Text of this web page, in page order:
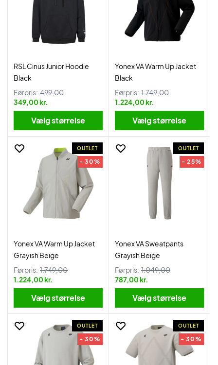
RSL Cinus Junior Hoodie
Black
Førpris: 499,00
349,00 kr.
Vælg størrelse
Yonex VA Warm Up Jacket
Black
Førpris: 1.749,00
1.224,00 kr.
Vælg størrelse
OUTLET
- 30%
Yonex VA Warm Up Jacket
Grayish Beige
Førpris: 1.749,00
1.224,00 kr.
Vælg størrelse
OUTLET
- 25%
Yonex VA Sweatpants
Grayish Beige
Førpris: 1.049,00
787,00 kr.
Vælg størrelse
OUTLET
- 30%
OUTLET
- 30%